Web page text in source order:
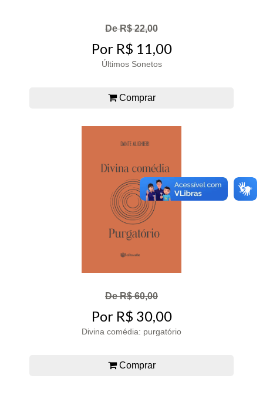
De R$ 22,00
Por R$ 11,00
Últimos Sonetos
Comprar
De R$ 60,00
Por R$ 30,00
Divina comédia: purgatório
Comprar